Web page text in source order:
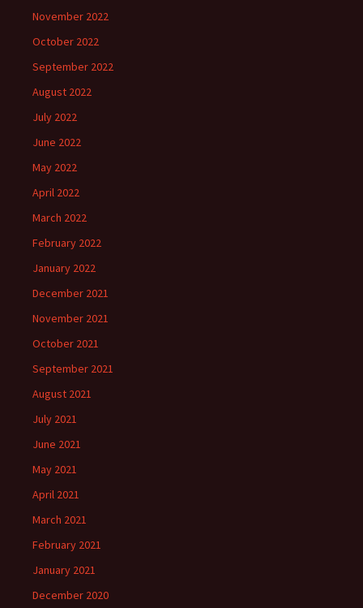
November 2022
October 2022
September 2022
August 2022
July 2022
June 2022
May 2022
April 2022
March 2022
February 2022
January 2022
December 2021
November 2021
October 2021
September 2021
August 2021
July 2021
June 2021
May 2021
April 2021
March 2021
February 2021
January 2021
December 2020